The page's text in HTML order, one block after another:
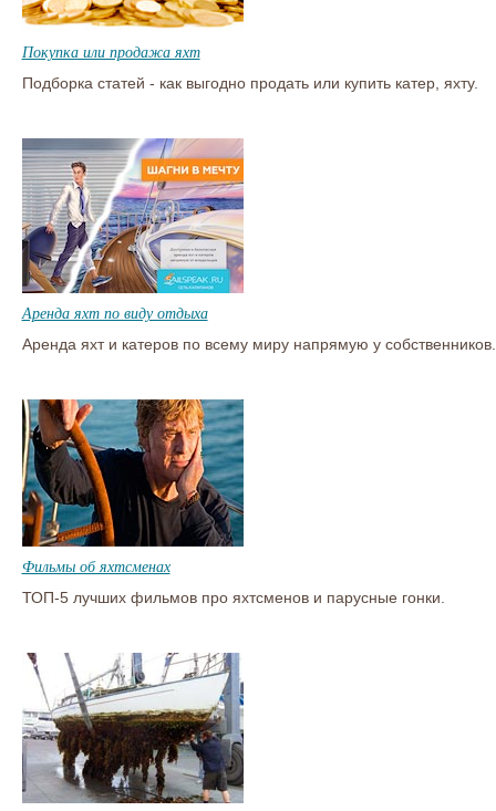
Покупка или продажа яхт
Подборка статей - как выгодно продать или купить катер, яхту.
Аренда яхт по виду отдыха
Аренда яхт и катеров по всему миру напрямую у собственников.
Фильмы об яхтсменах
ТОП-5 лучших фильмов про яхтсменов и парусные гонки.